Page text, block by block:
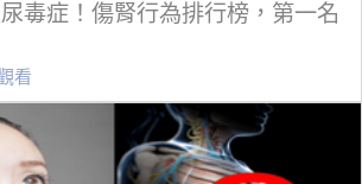
毒症！傷腎行為排行榜，第一名
看